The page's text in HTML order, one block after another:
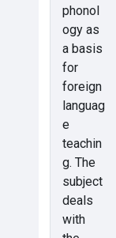
phonol
ogy as
a basis
for
foreign
languag
e
teachin
g. The
subject
deals
with